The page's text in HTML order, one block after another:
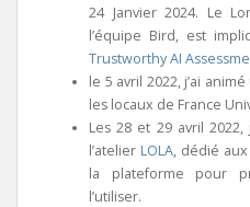
24 Janvier 2024. Le
l’équipe Bird, est
Trustworthy AI
le 5 avril 2022, j’ai animé
les locaux de France
Les 28 et 29 avril
l’atelier LOLA, dédié
la plateforme pour
l’utiliser.